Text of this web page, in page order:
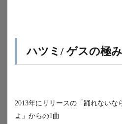
ハツミ/ ゲスの極み
2013年にリリースの「踊れないな
よ」からの1曲